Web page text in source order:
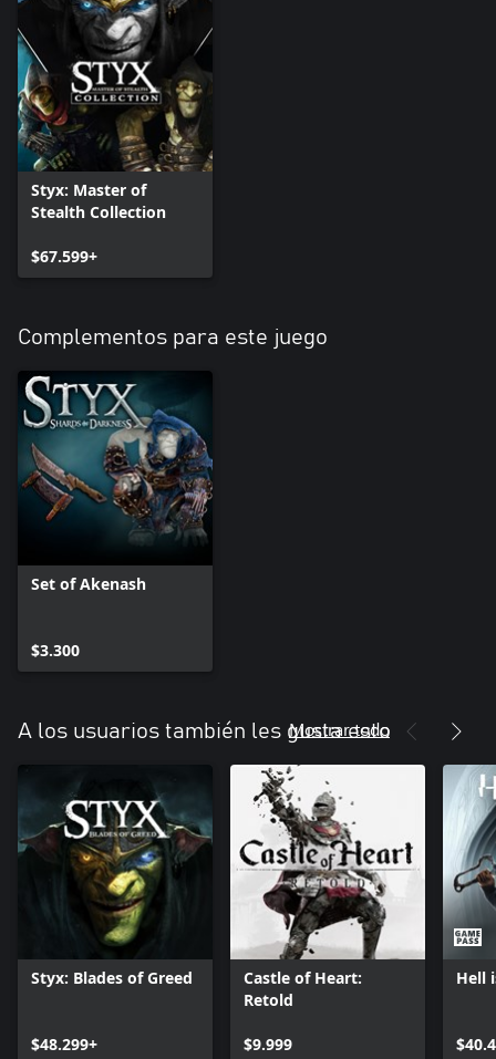
Styx: Master of
Stealth Collection
$67.599+
Complementos para este juego
Set of Akenash
$3.300
A los usuarios también les gusta esto
Mostrar todo
Styx: Blades of Greed
$48.299+
Castle of Heart:
Retold
$9.999
Hell